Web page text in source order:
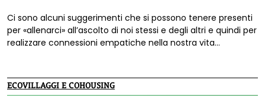
Ci sono alcuni suggerimenti che si possono tenere presenti
per «allenarci» all’ascolto di noi stessi e degli altri e quindi per
realizzare connessioni empatiche nella nostra vita
ECOVILLAGGI E COHOUSING